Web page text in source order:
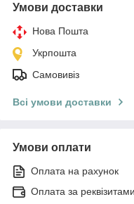
Умови доставки
Нова Пошта
Укрпошта
Самовивіз
Всі умови доставки
Умови оплати
Оплата на рахунок
Оплата за